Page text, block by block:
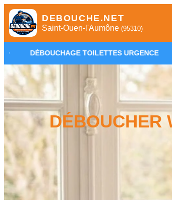
DEBOUCHE.NET
Saint-Ouen-l'Aumône (95310)
TOILETTES URGENCE •
DÉBOUCHER